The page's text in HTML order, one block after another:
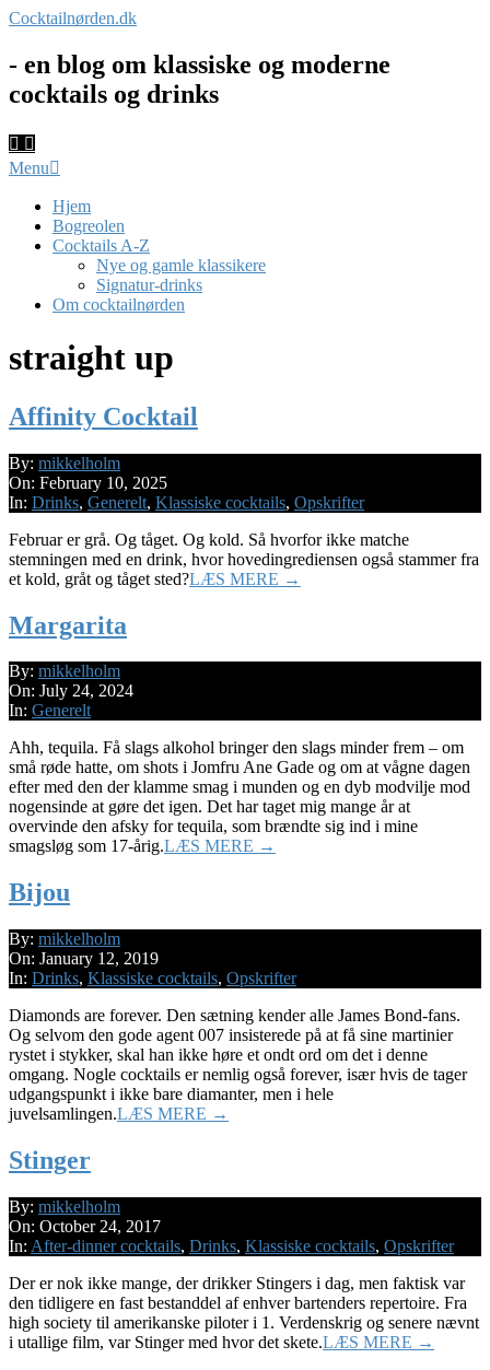
Skip
content
Cocktailnørden.dk
- en blog om klassiske og moderne
cocktails og drinks
Primary
Menu
Menu
Hjem
Bogreolen
Cocktails A-Z
Nye og gamle klassikere
Signatur-drinks
Om cocktailnørden
straight up
Affinity Cocktail
2025-
02-
10
By: mikkelholm
On: February 10, 2025
In: Drinks, Generelt, Klassiske cocktails, Opskrifter
Februar er grå. Og tåget. Og kold. Så hvorfor ikke matche
stemningen med en drink, hvor hovedingrediensen også stammer fra
et kold, gråt og tåget sted?LÆS MERE →
Margarita
2024-
07-
24
By: mikkelholm
On: July 24, 2024
In: Generelt
Ahh, tequila. Få slags alkohol bringer den slags minder frem – om
små røde hatte, om shots i Jomfru Ane Gade og om at vågne dagen
efter med den der klamme smag i munden og en dyb modvilje mod
nogensinde at gøre det igen. Det har taget mig mange år at
overvinde den afsky for tequila, som brændte sig ind i mine
smagsløg som 17-årig.LÆS MERE →
Bijou
2019-
01-
12
By: mikkelholm
On: January 12, 2019
In: Drinks, Klassiske cocktails, Opskrifter
Diamonds are forever. Den sætning kender alle James Bond-fans.
Og selvom den gode agent 007 insisterede på at få sine martinier
rystet i stykker, skal han ikke høre et ondt ord om det i denne
omgang. Nogle cocktails er nemlig også forever, især hvis de tager
udgangspunkt i ikke bare diamanter, men i hele
juvelsamlingen.LÆS MERE →
Stinger
2017-
10-
24
By: mikkelholm
On: October 24, 2017
In: After-dinner cocktails, Drinks, Klassiske cocktails, Opskrifter
Der er nok ikke mange, der drikker Stingers i dag, men faktisk var
den tidligere en fast bestanddel af enhver bartenders repertoire. Fra
high society til amerikanske piloter i 1. Verdenskrig og senere nævnt
i utallige film, var Stinger med hvor det skete.LÆS MERE →